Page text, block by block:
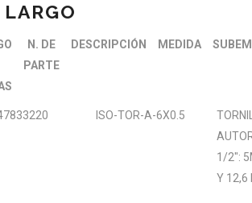
N. DE
PARTE
DESCRIPCIÓN MEDIDA
ISO-TOR-A-6X0.5
1/2″:
Y 12,6